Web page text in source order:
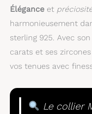
Élégance et
harmonieusement
sterling 925. Avec
carats et ses
vos tenues avec
Le collier